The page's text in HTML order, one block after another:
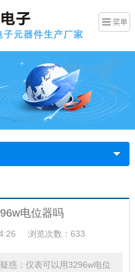
电位器吗
浏览次数：633
惑：仪表可以用3296w电位